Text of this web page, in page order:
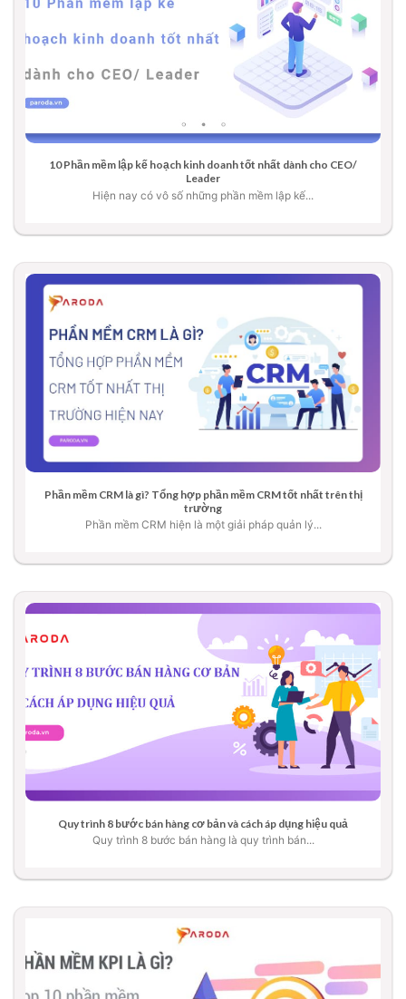
10 Phần mềm lập kế hoạch kinh doanh tốt nhất dành cho CEO/
Leader
Hiện nay có vô số những phần mềm lập kế...
Phần mềm CRM là gì? Tổng hợp phần mềm CRM tốt nhất trên thị
trường
Phần mềm CRM hiện là một giải pháp quản lý...
Quy trình 8 bước bán hàng cơ bản và cách áp dụng hiệu quả
Quy trình 8 bước bán hàng là quy trình bán...